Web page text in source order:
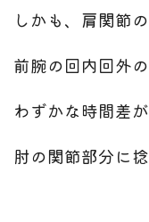
しかも、肩関節
前腕の回内回外
わずかな時間差
肘の関節部分に